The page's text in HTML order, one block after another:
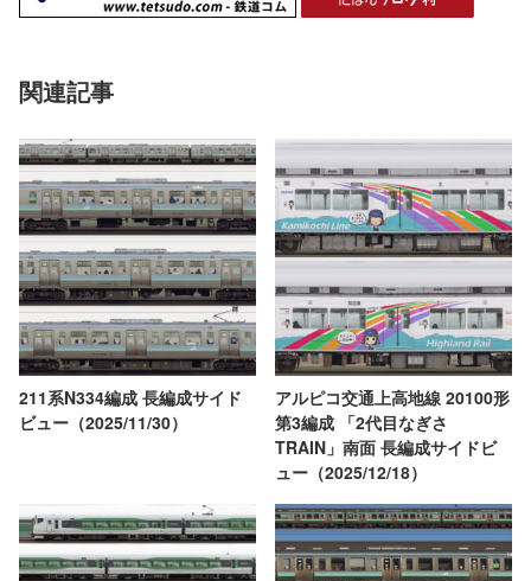
関連記事
211系N334編成 長編成サイド
ビュー（2025/11/30）
アルピコ交通上高地線 20100形
第3編成 「2代目なぎさ
TRAIN」南面 長編成サイドビ
ュー（2025/12/18）